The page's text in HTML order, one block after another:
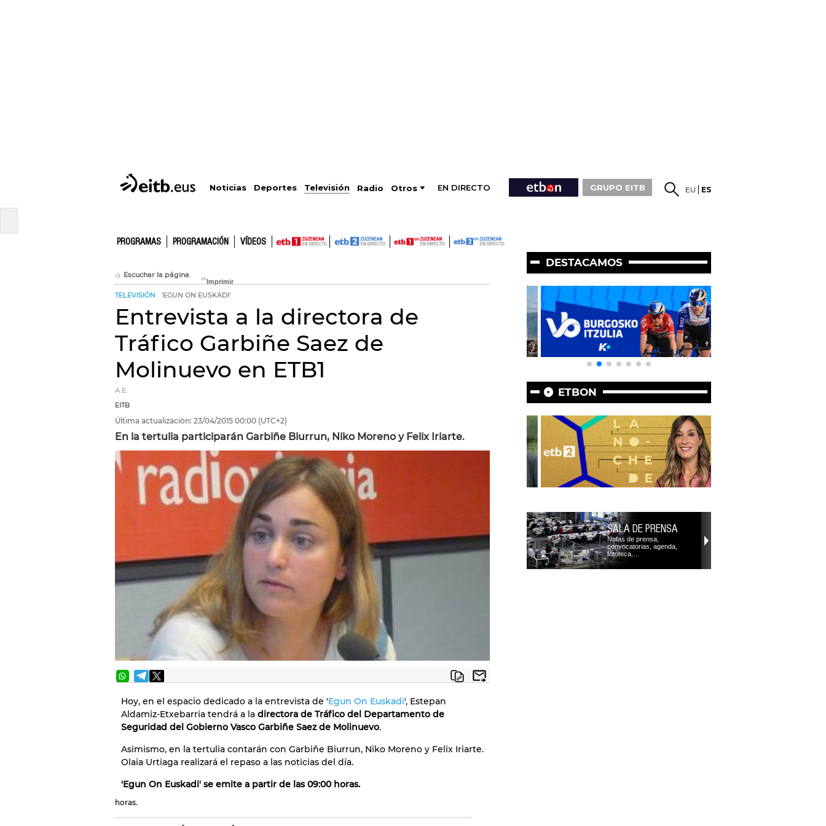
Noticias Deportes Televisión Radio Otros EN DIRECTO GRUPO EITB EU ES
PROGRAMAS PROGRAMACIÓN VÍDEOS
Escuchar la página
TELEVISIÓN 'EGUN ON EUSKADI'
Entrevista a la directora de
Tráfico Garbiñe Saez de
Molinuevo en ETB1
A.E.
EITB
Última actualización: 23/04/2015 00:00 (UTC+2)
En la tertulia participarán Garbiñe Biurrun, Niko Moreno y Felix Iriarte.
Hoy, en el espacio dedicado a la entrevista de 'Egun On Euskadi', Estepan
Aldamiz-Etxebarria tendrá a la directora de Tráfico del Departamento de
Seguridad del Gobierno Vasco Garbiñe Saez de Molinuevo.
Asimismo, en la tertulia contarán con Garbiñe Biurrun, Niko Moreno y Felix Iriarte.
Olaia Urtiaga realizará el repaso a las noticias del día.
'Egun On Euskadi' se emite a partir de las 09:00 horas.
horas.
DESTACAMOS
ETBON
SALA DE PRENSA
Notas de prensa,
convocatorias, agenda,
fototeca,…